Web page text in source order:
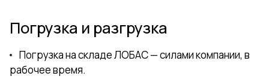
Погрузка и разгрузка
Погрузка на складе ЛОБАС — силами компании, в
рабочее время.